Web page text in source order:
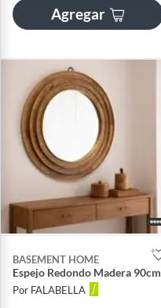
Agregar
BASEMENT HOME
Espejo Redondo Madera 90cm
Por FALABELLA